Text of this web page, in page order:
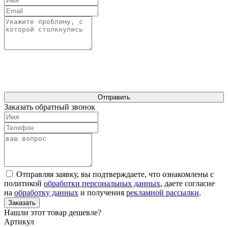
Отправить
Заказать обратный звонок
Отправляя заявку, вы подтверждаете, что ознакомлены с
политикой обработки персональных данных, даете согласие
на обработку данных и получения рекламной рассылки.
Заказать
Нашли этот товар дешевле?
Артикул